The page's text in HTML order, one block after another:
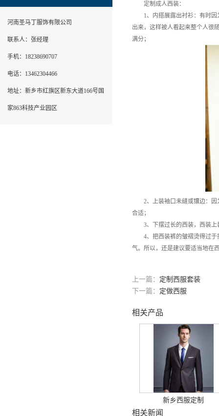
定制成人西装：
1、内搭展露出衬衫：有时因
出来，这样被人看起来整个人很
满分；
2、上装袖口未缝或镶边：因
合适；
3、下摆过长的西装，西装上
4、把西装裤的皱褶烫得过于
气。所以，还是建议要适当地在
上一篇： 定制西服套装
下一篇： 定做西服
相关产品
新乡西服定制
相关新闻
河南圣马丁服饰有限公司
联系人：张经理
手机：18238690707
电话：13462304466
地址：新乡市红旗区新东大道166号国
家863科技产业园区